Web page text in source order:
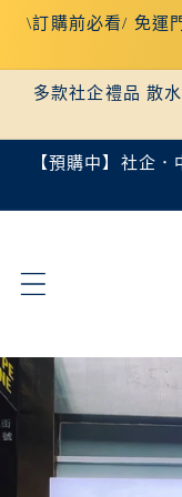
跳至內
\訂購前必看/ 免運
多款社企禮品 散
【預購中】社企